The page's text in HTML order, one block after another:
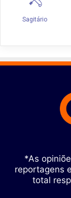
*As
reportagens
total